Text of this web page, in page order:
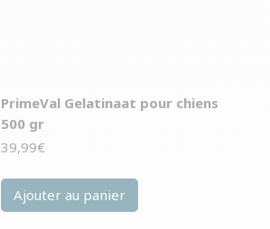
PrimeVal Gelatinaat pour chiens
500 gr
39,99€
Ajouter au panier